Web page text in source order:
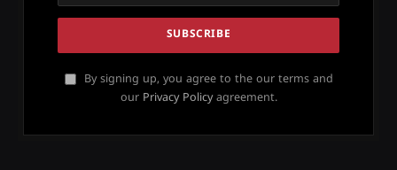
By signing up, you agree to the our terms and
our Privacy Policyagreement.